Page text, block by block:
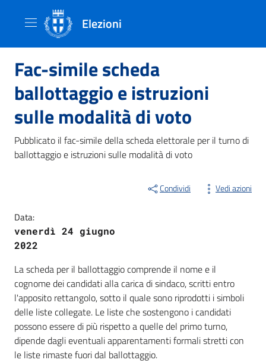
Elezioni
Fac-simile scheda
ballottaggio e istruzioni
sulle modalità di voto
Pubblicato il fac-simile della scheda elettorale per il turno di
ballottaggio e istruzioni sulle modalità di voto
Condividi Vedi azioni
Data:
venerdì 24 giugno
2022
La scheda per il ballottaggio comprende il nome e il
cognome dei candidati alla carica di sindaco, scritti entro
l'apposito rettangolo, sotto il quale sono riprodotti i simboli
delle liste collegate. Le liste che sostengono i candidati
possono essere di più rispetto a quelle del primo turno,
dipende dagli eventuali apparentamenti formali stretti con
le liste rimaste fuori dal ballottaggio.